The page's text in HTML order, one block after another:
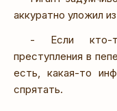
аккуратно уложил
- Если кто-
преступления в
есть, какая-то
спрятать.